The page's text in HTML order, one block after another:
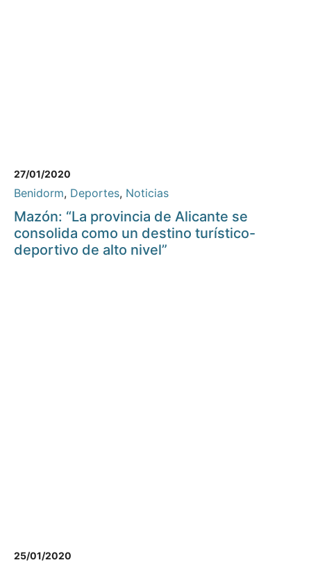
27/01/2020
Benidorm, Deportes, Noticias
Mazón: “La provincia de Alicante se
consolida como un destino turístico-
deportivo de alto nivel”
25/01/2020